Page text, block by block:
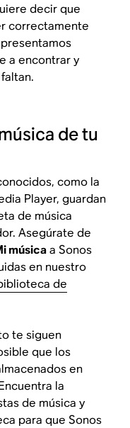
decir que
correctamente
a encontrar y
de tu
como la
Player, guardan
de música
Asegúrate de
músicaa Sonos
en nuestro
de
te siguen
que los
en
la
de música y
para que Sonos